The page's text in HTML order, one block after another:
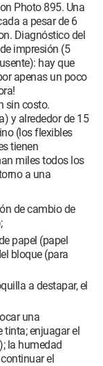
Photo 895. Una
a pesar de 6
Diagnóstico del
impresión (5
hay que
apenas un poco
sin costo.
y alrededor de 15
(los flexibles
tienen
miles todos los
a una
de cambio de
papel (papel
bloque (para
a destapar, el
una
tinta; enjuagar el
la humedad
el